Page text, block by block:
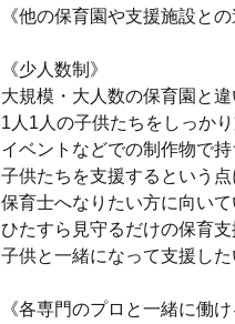
《他の保育園や支援施設との
《少人数制》
大規模・大人数の保育園と
1人1人の子供たちをしっか
イベントなどでの制作物で持
子供たちを支援するという点
保育士へなりたい方に向いて
ひたすら見守るだけの保育
子供と一緒になって支援した
《各専門のプロと一緒に働け